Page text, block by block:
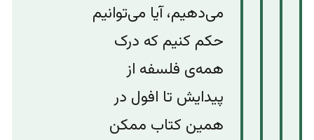
می‌دهیم، آیا می‌توانیم
حکم کنیم که درک
همه‌ی فلسفه از
پیدایش تا افول در
همین کتاب ممکن